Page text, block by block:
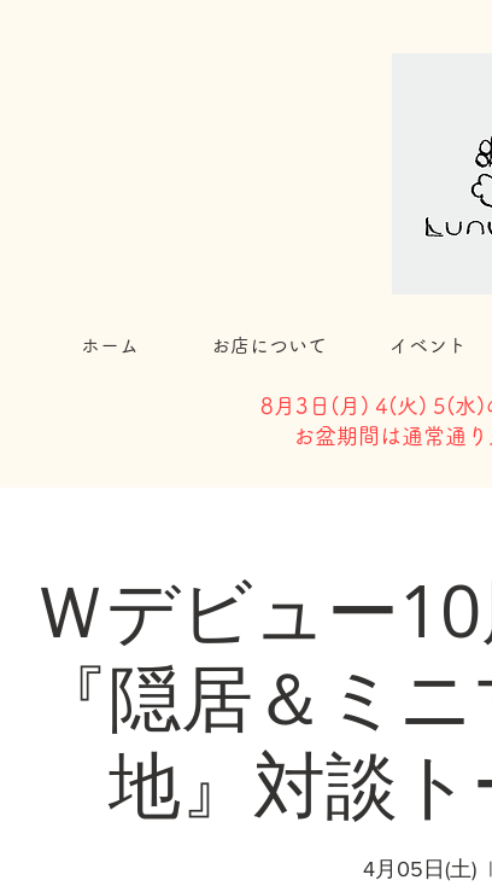
ホーム お店について イベント
8月3日( 月) 4(火) 5(水)
お盆期間は通常通
Ｗデビュー
『隠居＆ミ
地』対談
4月05日(土)
  |